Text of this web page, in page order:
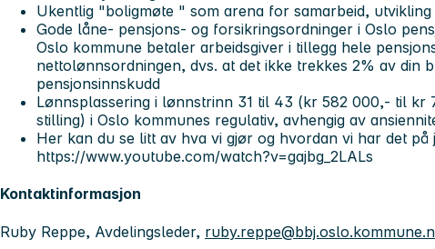
Ukentlig "boligmøte " som arena for samarbeid,
Gode låne- pensjons- og forsikringsordninger i Oslo
Oslo kommune betaler arbeidsgiver i tillegg hele
nettolønnsordningen, dvs. at det ikke trekkes 2% av din
pensjonsinnskudd
Lønnsplassering i lønnstrinn 31 til 43 (kr 582 000,- til kr
stilling) i Oslo kommunes regulativ, avhengig av
Her kan du se litt av hva vi gjør og hvordan vi har det på
https://www.youtube.com/watch?v=gajbg_2LALs
Kontaktinformasjon
Ruby Reppe, Avdelingsleder,